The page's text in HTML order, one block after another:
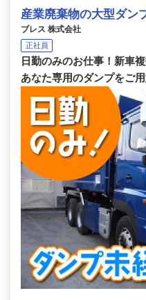
産業廃棄物の大型ダン
ブレス 株式会社
正社員
日勤のみのお仕事！新車
あなた専用のダンプをご用